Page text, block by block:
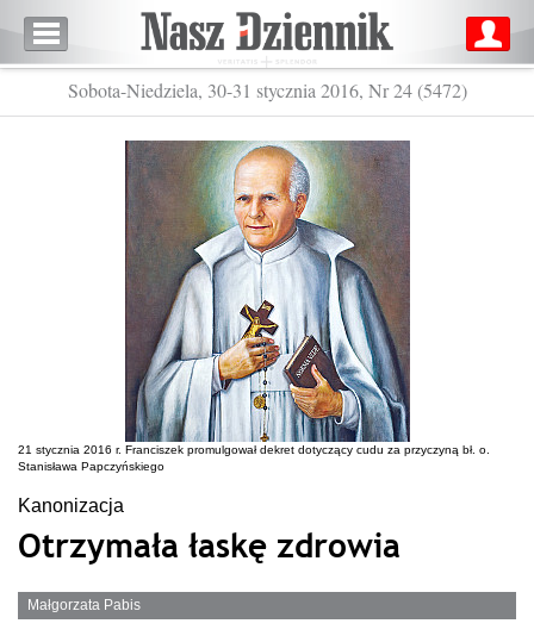
Sobota-Niedziela, 30-31 stycznia 2016, Nr 24 (5472)
21 stycznia 2016 r. Franciszek promulgował dekret dotyczący cudu za przyczyną bł. o.
Stanisława Papczyńskiego
Kanonizacja
Otrzymała łaskę zdrowia
Małgorzata Pabis